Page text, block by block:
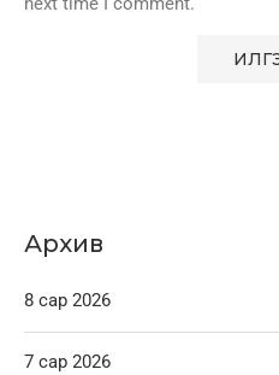
Архив
8 сар 2026
7 сар 2026